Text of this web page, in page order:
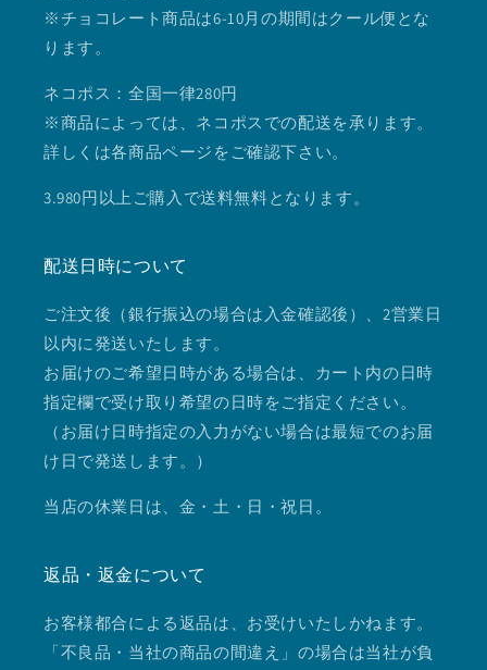
※チョコレート商品は6-10月の期間はクール便とな
ります。
ネコポス：全国一律280円
※商品によっては、ネコポスでの配送を承ります。
詳しくは各商品ページをご確認下さい。
3.980円以上ご購入で送料無料となります。
配送日時について
ご注文後（銀行振込の場合は入金確認後）、2営業日
以内に発送いたします。
お届けのご希望日時がある場合は、カート内の日時
指定欄で受け取り希望の日時をご指定ください。
（お届け日時指定の入力がない場合は最短でのお届
け日で発送します。）
当店の休業日は、金・土・日・祝日。
返品・返金について
お客様都合による返品は、お受けいたしかねます。
「不良品・当社の商品の間違え」の場合は当社が負